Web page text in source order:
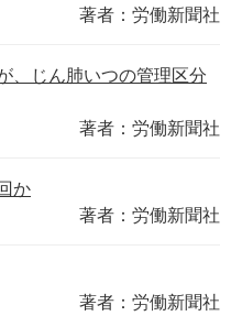
著者：労働新聞社
、じん肺いつの管理区分
著者：労働新聞社
か
著者：労働新聞社
著者：労働新聞社